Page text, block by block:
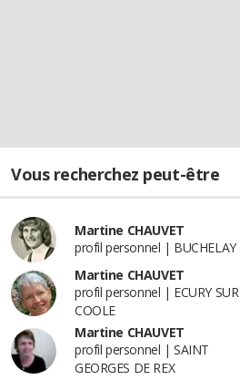
Vous recherchez peut-être
Martine CHAUVET
profil personnel | BUCHELAY
Martine CHAUVET
profil personnel | ECURY SUR
COOLE
Martine CHAUVET
profil personnel | SAINT
GEORGES DE REX